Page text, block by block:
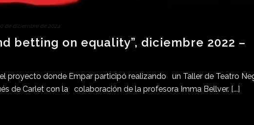
de diciembre de 2024
betting on equality”, diciembre 2022 –
proyecto donde Empar participó realizando un Taller de Teatro
de Carlet con la colaboración de la profesora Imma Bellver. [...]